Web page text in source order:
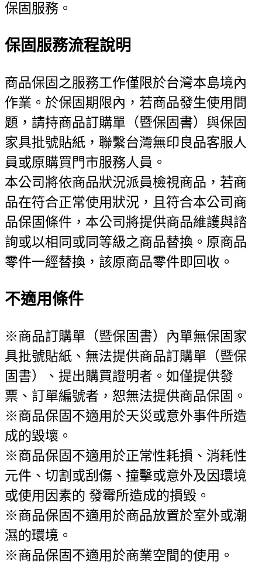
保固服務。
保固服務流程說明
商品保固之服務工作僅限於台灣本島境內
作業。於保固期限內，若商品發生使用問
題，請持商品訂購單（暨保固書）與保固
家具批號貼紙，聯繫台灣無印良品客服人
員或原購買門市服務人員。
本公司將依商品狀況派員檢視商品，若商
品在符合正常使用狀況，且符合本公司商
品保固條件，本公司將提供商品維護與諮
詢或以相同或同等級之商品替換。原商品
零件一經替換，該原商品零件即回收。
不適用條件
※商品訂購單（暨保固書）內單無保固家
具批號貼紙、無法提供商品訂購單（暨保
固書）、提出購買證明者。如僅提供發
票、訂單編號者，恕無法提供商品保固。
※商品保固不適用於天災或意外事件所造
成的毀壞。
※商品保固不適用於正常性耗損、消耗性
元件、切割或刮傷、撞擊或意外及因環境
或使用因素的 發霉所造成的損毀。
※商品保固不適用於商品放置於室外或潮
濕的環境。
※商品保固不適用於商業空間的使用。